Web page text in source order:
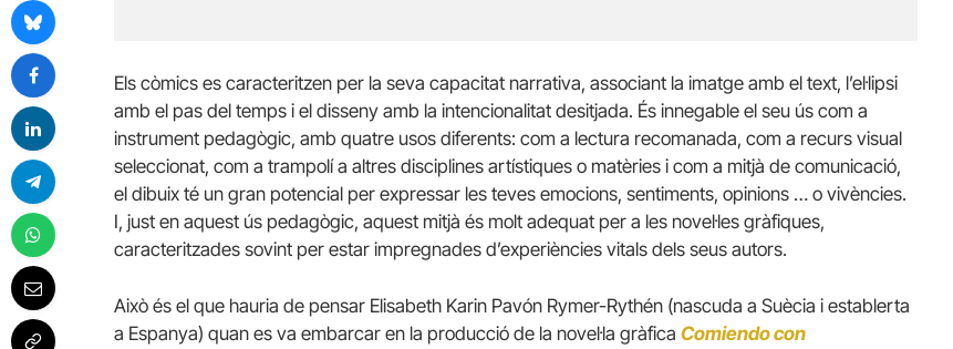
Els còmics es caracteritzen per la seva capacitat narrativa, associant la imatge amb el text, l’el·lipsi
amb el pas del temps i el disseny amb la intencionalitat desitjada. És innegable el seu ús com a
instrument pedagògic, amb quatre usos diferents: com a lectura recomanada, com a recurs visual
seleccionat, com a trampolí a altres disciplines artístiques o matèries i com a mitjà de comunicació,
el dibuix té un gran potencial per expressar les teves emocions, sentiments, opinions … o vivències.
I, just en aquest ús pedagògic, aquest mitjà és molt adequat per a les novel·les gràfiques,
caracteritzades sovint per estar impregnades d’experiències vitals dels seus autors.
Això és el que hauria de pensar Elisabeth Karin Pavón Rymer-Rythén (nascuda a Suècia i establerta
a Espanya) quan es va embarcar en la producció de la novel·la gràfica Comiendo con